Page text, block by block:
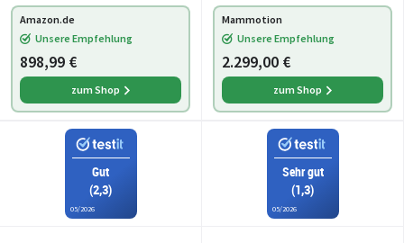
m², bis 45% Steigung,
Solid-State LiDAR + Vision,
Auto. Kartieren, int.
Amazon.de
Unsere Empfehlung
898,99 €
zum Shop
Mammotion
Unsere Empfehlung
2.299,00 €
zum Shop
Gut
(2,3)
05/2026
Sehr gut
(1,3)
05/2026